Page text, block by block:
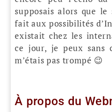
supposais alors que
fait aux possibilités
existait chez les
ce jour, je peux sans
m’étais pas trompé 😉
À propos du